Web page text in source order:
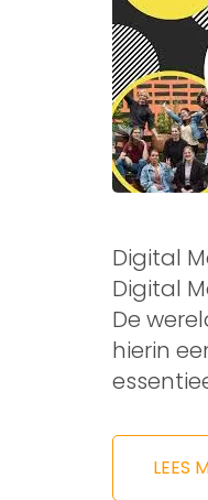
Digital
Digital
De
hierin
LEES